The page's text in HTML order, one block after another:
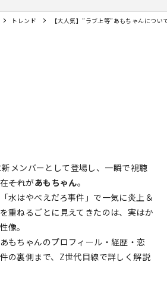
トレンド 【大人気】”ラブ上等”あもちゃんにつ
メンバーとして登場し、一瞬で視聴
それがあもちゃん。
水はやべえだろ事件」で一気に炎上＆
重ねるごとに見えてきたのは、実はか
像。
もちゃんのプロフィール・経歴・恋
の裏側まで、Z世代目線で詳しく解説